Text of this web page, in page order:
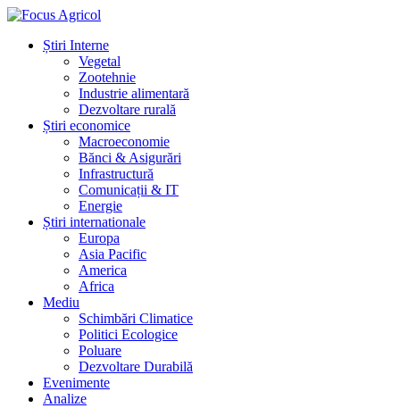
Știri Interne
Vegetal
Zootehnie
Industrie alimentară
Dezvoltare rurală
Știri economice
Macroeconomie
Bănci & Asigurări
Infrastructură
Comunicații & IT
Energie
Știri internationale
Europa
Asia Pacific
America
Africa
Mediu
Schimbări Climatice
Politici Ecologice
Poluare
Dezvoltare Durabilă
Evenimente
Analize